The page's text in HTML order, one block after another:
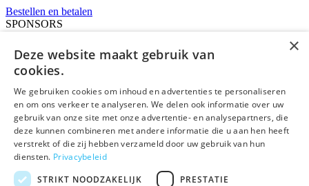
Bestellen en betalen
SPONSORS
RB
IT&R
LS&R
IEFbe
deLex
©Uitgeverij deLex
Bezoekadres
Korte Leidsedwarsstraat 12 II
×
Deze website maakt gebruik van
cookies.
We gebruiken cookies om inhoud en advertenties te personaliseren
en om ons verkeer te analyseren. We delen ook informatie over uw
gebruik van onze site met onze advertentie- en analysepartners, die
deze kunnen combineren met andere informatie die u aan hen heeft
verstrekt of die zij hebben verzameld door uw gebruik van hun
diensten. Privacybeleid
STRIKT NOODZAKELIJK
PRESTATIE